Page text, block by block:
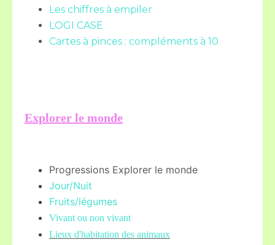
Les chiffres à empiler
LOGI CASE
Cartes à pinces : compléments à 10
Explorer le monde
Progressions Explorer le monde
Jour/Nuit
Fruits/légumes
Vivant ou non vivant
Lieux d'habitation des animaux